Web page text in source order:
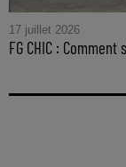
17 juillet 2026
FG CHIC :